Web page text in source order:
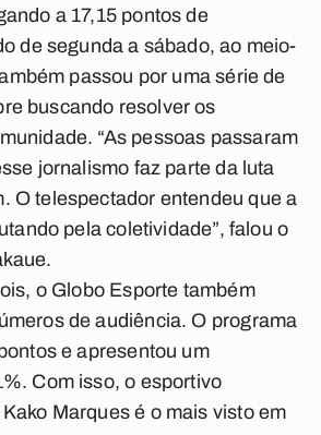
a 17,15 pontos de
de segunda a sábado, ao meio-
passou por uma série de
buscando resolver os
“As pessoas passaram
jornalismo faz parte da luta
O telespectador entendeu que a
pela coletividade”, falou o
o Globo Esporte também
de audiência. O programa
e apresentou um
Com isso, o esportivo
Marques é o mais visto em